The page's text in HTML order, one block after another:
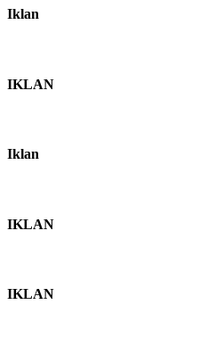
Iklan
IKLAN
Iklan
IKLAN
IKLAN